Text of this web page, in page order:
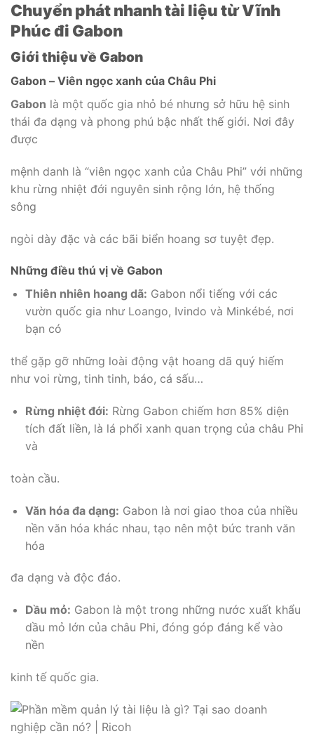
Chuyển phát nhanh tài liệu từ Vĩnh
Phúc đi Gabon
Giới thiệu về Gabon
Gabon – Viên ngọc xanh của Châu Phi
Gabon là một quốc gia nhỏ bé nhưng sở hữu hệ sinh
thái đa dạng và phong phú bậc nhất thế giới. Nơi đây
được
mệnh danh là “viên ngọc xanh của Châu Phi” với những
khu rừng nhiệt đới nguyên sinh rộng lớn, hệ thống
sông
ngòi dày đặc và các bãi biển hoang sơ tuyệt đẹp.
Những điều thú vị về Gabon
Thiên nhiên hoang dã: Gabon nổi tiếng với các
vườn quốc gia như Loango, Ivindo và Minkébé, nơi
bạn có
thể gặp gỡ những loài động vật hoang dã quý hiếm
như voi rừng, tinh tinh, báo, cá sấu…
Rừng nhiệt đới: Rừng Gabon chiếm hơn 85% diện
tích đất liền, là lá phổi xanh quan trọng của châu Phi
và
toàn cầu.
Văn hóa đa dạng: Gabon là nơi giao thoa của nhiều
nền văn hóa khác nhau, tạo nên một bức tranh văn
hóa
đa dạng và độc đáo.
Dầu mỏ: Gabon là một trong những nước xuất khẩu
dầu mỏ lớn của châu Phi, đóng góp đáng kể vào
nền
kinh tế quốc gia.